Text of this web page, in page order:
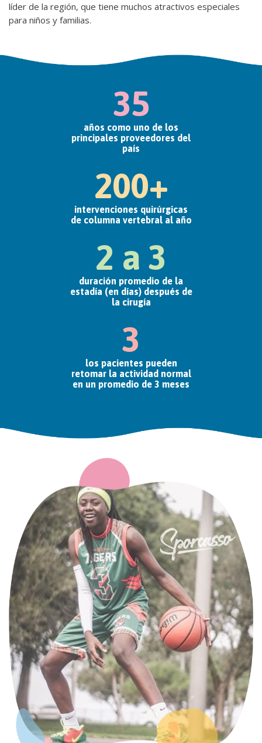
líder de la región, que tiene muchos atractivos especiales
para niños y familias.
35
años como uno de los
principales proveedores del
país
200+
intervenciones quirúrgicas
de columna vertebral al año
2 a 3
duración promedio de la
estadía (en días) después de
la cirugía
3
los pacientes pueden
retomar la actividad normal
en un promedio de 3 meses